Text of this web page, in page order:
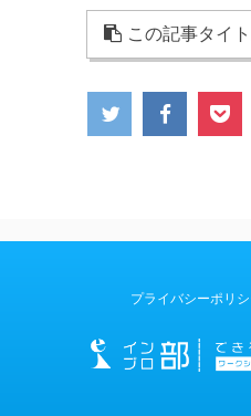
この記事タイ
プライバシーポリ